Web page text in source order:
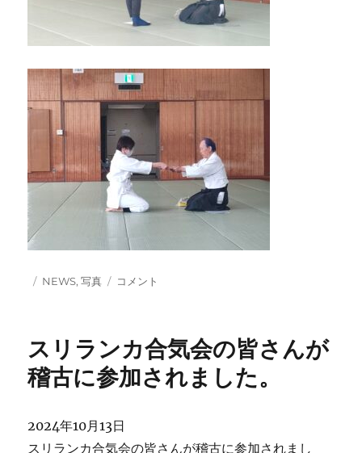
投 カ
ー
NEWS,写真
昇
授
与
に
コメント
スリランカ合気会の皆さんが
稽古に参加されました。
2024年10月13日
スリランカ合気会の皆さんが稽古に参加されまし